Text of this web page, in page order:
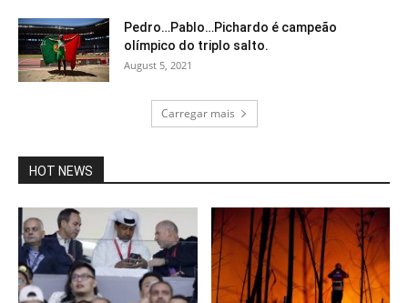
Pedro…Pablo…Pichardo é campeão
olímpico do triplo salto.
August 5, 2021
Carregar mais
HOT NEWS